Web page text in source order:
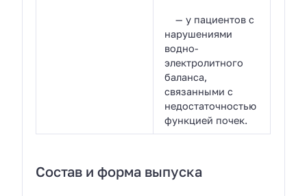
— у пациентов с
нарушениями
водно-
электролитного
баланса,
связанными с
недостаточностью
функцией почек.
Состав и форма выпуска